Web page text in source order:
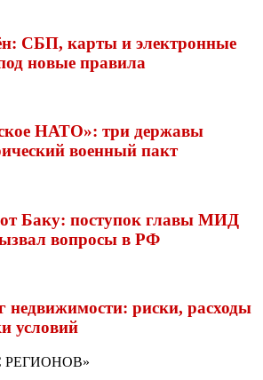
СБП, карты и электронные
новые правила
НАТО»: три державы
военный пакт
Баку: поступок главы МИД
вопросы в РФ
недвижимости: риски, расходы
условий